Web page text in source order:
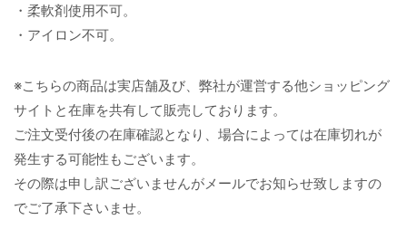
・柔軟剤使用不可。
・アイロン不可。
※こちらの商品は実店舗及び、弊社が運営する他ショッピング
サイトと在庫を共有して販売しております。
ご注文受付後の在庫確認となり、場合によっては在庫切れが
発生する可能性もございます。
その際は申し訳ございませんがメールでお知らせ致しますの
でご了承下さいませ。